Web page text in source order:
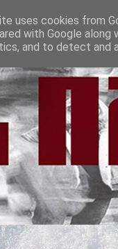
uses cookies from
with Google
and to detect and